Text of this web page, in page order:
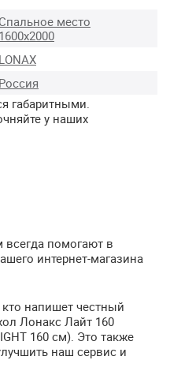
Спальное место
1600х2000
LONAX
Россия
габаритными.
у наших
помогают в
интернет-магазина
напишет честный
Лонакс Лайт 160
160 см). Это также
наш сервис и